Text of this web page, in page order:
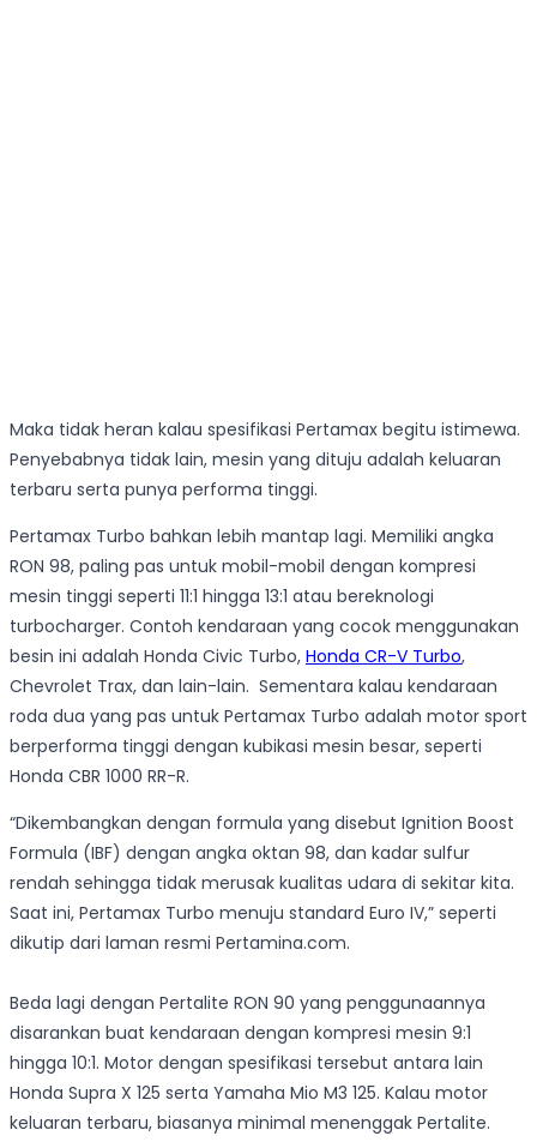
Maka tidak heran kalau spesifikasi Pertamax begitu istimewa.
Penyebabnya tidak lain, mesin yang dituju adalah keluaran
terbaru serta punya performa tinggi.
Pertamax Turbo bahkan lebih mantap lagi. Memiliki angka
RON 98, paling pas untuk mobil-mobil dengan kompresi
mesin tinggi seperti 11:1 hingga 13:1 atau bereknologi
turbocharger. Contoh kendaraan yang cocok menggunakan
besin ini adalah Honda Civic Turbo, Honda CR-V Turbo,
Chevrolet Trax, dan lain-lain. Sementara kalau kendaraan
roda dua yang pas untuk Pertamax Turbo adalah motor sport
berperforma tinggi dengan kubikasi mesin besar, seperti
Honda CBR 1000 RR-R.
“Dikembangkan dengan formula yang disebut Ignition Boost
Formula (IBF) dengan angka oktan 98, dan kadar sulfur
rendah sehingga tidak merusak kualitas udara di sekitar kita.
Saat ini, Pertamax Turbo menuju standard Euro IV,” seperti
dikutip dari laman resmi Pertamina.com.
Beda lagi dengan Pertalite RON 90 yang penggunaannya
disarankan buat kendaraan dengan kompresi mesin 9:1
hingga 10:1. Motor dengan spesifikasi tersebut antara lain
Honda Supra X 125 serta Yamaha Mio M3 125. Kalau motor
keluaran terbaru, biasanya minimal menenggak Pertalite.